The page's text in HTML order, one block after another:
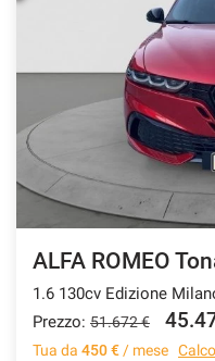
ALFA ROMEO
1.6 130cv Edizione
Prezzo: 51.672 €
Tua da 450 €/ mese